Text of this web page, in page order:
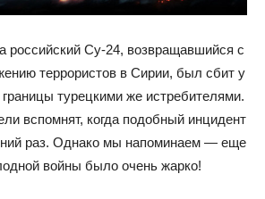
российский Су-24, возвращавшийся с
террористов в Сирии, был сбит у
границы турецкими же истребителями.
вспомнят, когда подобный инцидент
раз. Однако мы напоминаем — еще
войны было очень жарко!